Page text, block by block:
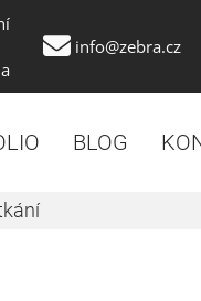
info@zebra.cz
BLOG